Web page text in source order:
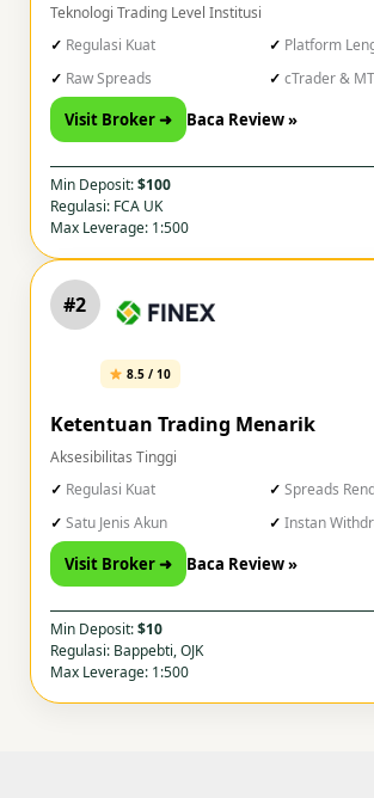
Teknologi Trading Level Institusi
Regulasi Kuat
Platform
Raw Spreads
cTrader &
Visit Broker ➜ Baca Review »
Min Deposit:$100
Regulasi: FCA UK
Max Leverage: 1:500
#2
8.5 / 10
Ketentuan Trading Menarik
Aksesibilitas Tinggi
Regulasi Kuat
Spreads
Satu Jenis Akun
Instan
Visit Broker ➜ Baca Review »
Min Deposit:$10
Regulasi: Bappebti, OJK
Max Leverage: 1:500